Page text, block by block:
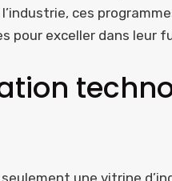
ces
pour exceller dans leur
une vitrine